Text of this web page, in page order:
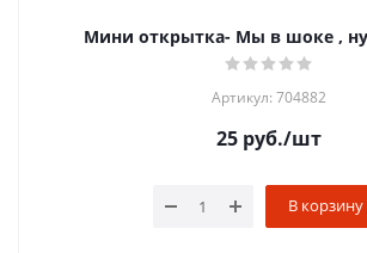
Мини открытка- Мы в шоке , ну
Артикул: 704882
25 руб./шт
В корзину